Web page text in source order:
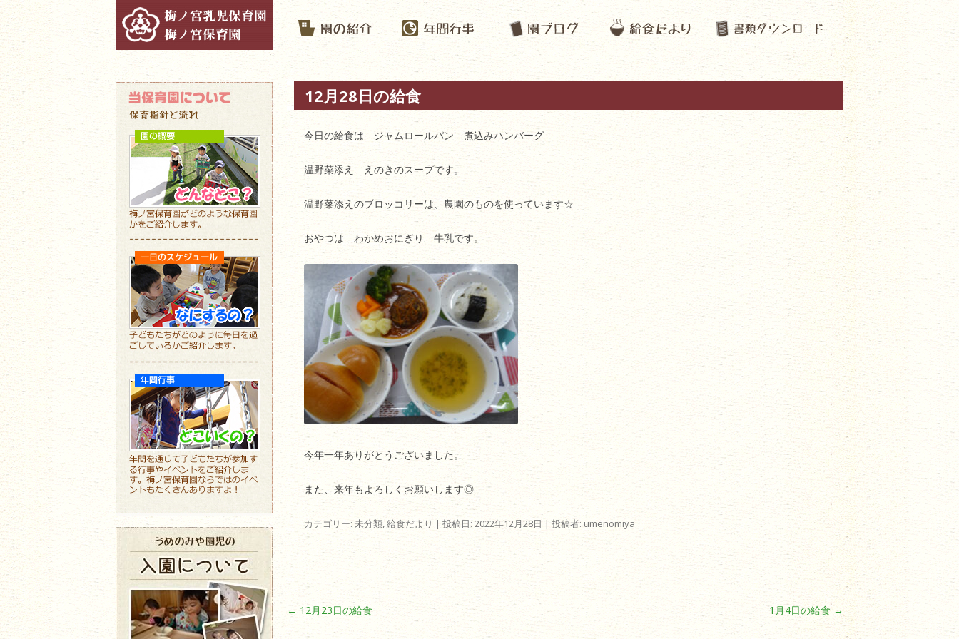
12月28日の給食
今日の給食は ジャムロールパン 煮込みハンバーグ
温野菜添え えのきのスープです。
温野菜添えのブロッコリーは、農園のものを使っています☆
おやつは わかめおにぎり 牛乳です。
今年一年ありがとうございました。
また、来年もよろしくお願いします◎
カテゴリー: 未分類,給食だより | 投稿日: 2022年12月28日 | 投稿者: umenomiya
投稿ナビゲーション
← 12月23日の給食 1月4日の給食→